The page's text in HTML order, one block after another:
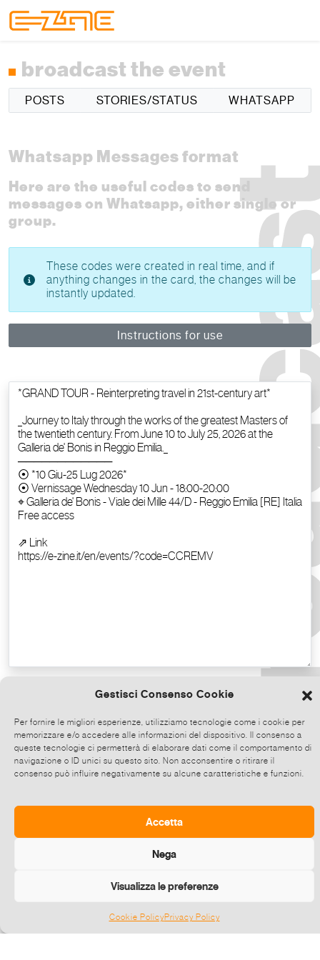
Gestisci Consenso Cookie
Per fornire le migliori esperienze, utilizziamo tecnologie come i cookie per
memorizzare e/o accedere alle informazioni del dispositivo. Il consenso a
queste tecnologie ci permetterà di elaborare dati come il comportamento di
navigazione o ID unici su questo sito. Non acconsentire o ritirare il
consenso può influire negativamente su alcune caratteristiche e funzioni.
Accetta
Nega
Visualizza le preferenze
Cookie PolicyPrivacy Policy
broadcast the event
POSTS STORIES/STATUS WHATSAPP
Whatsapp Messages format
Here are the useful codes to send
messages on Whatsapp, either single or
group.
These codes were created in real time, and if
anything changes in the card, the changes will be
instantly updated.
Instructions for use
Copy the text
Share on Whatsapp, click and then
choose up to 5 contacts at a time to share
this event.
Send